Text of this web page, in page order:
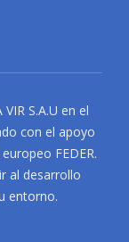
S.A.U en el
con el apoyo
FEDER.
al desarrollo
entorno.